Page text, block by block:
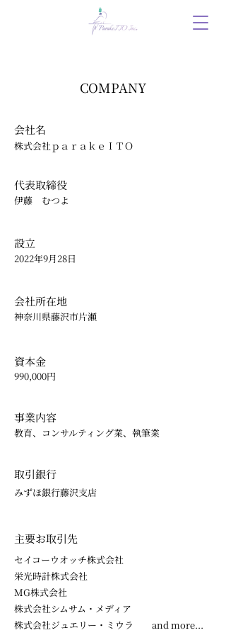
COMPANY
会社名
​株式会社ｐａｒａｋｅＩＴＯ
代表取締役
​伊藤 むつよ
設立
2022年9月28日
​会社所在地
神奈川県藤沢市片瀬
資本金
990,000円
事業内容
教育、コンサルティング業、執筆業
​取引銀行
みずほ銀行藤沢支店
​主要お取引先
セイコーウオッチ株式会社
栄光時計株式会社
MG株式会社
株式会社シムサム・メディア
​株式会社ジュエリー・ミウラ and more...